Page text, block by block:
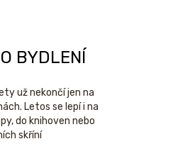
BYDLENÍ
už nekončí jen na
Letos se lepí i na
do knihoven nebo
skříní